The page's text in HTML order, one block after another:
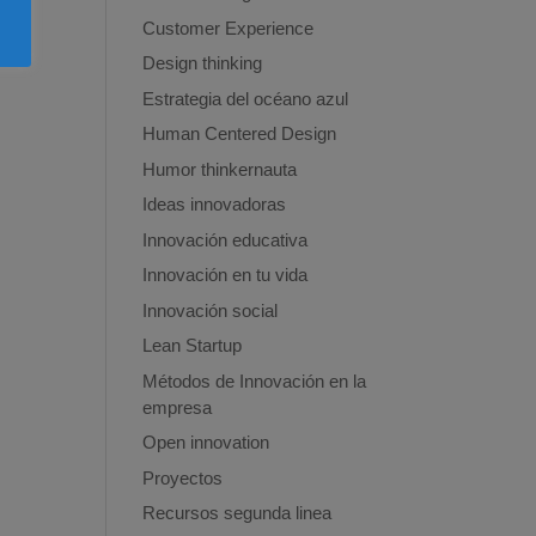
Customer Experience
Design thinking
Estrategia del océano azul
Human Centered Design
Humor thinkernauta
Ideas innovadoras
Innovación educativa
Innovación en tu vida
Innovación social
Lean Startup
Métodos de Innovación en la
empresa
Open innovation
Proyectos
Recursos segunda linea